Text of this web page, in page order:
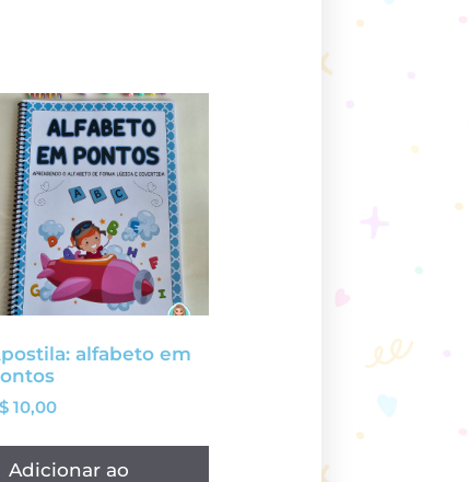
alfabeto em
10,00
Adicionar ao